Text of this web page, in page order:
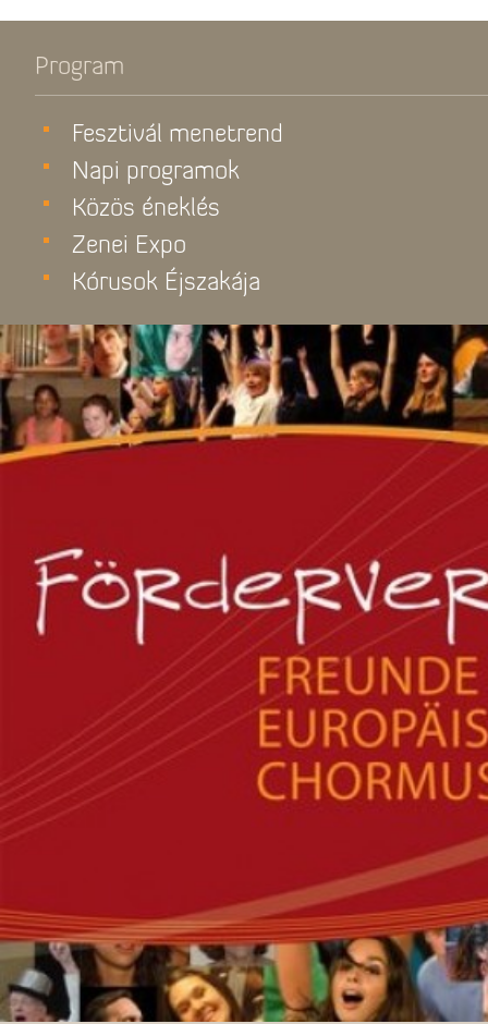
Program
Fesztivál menetrend
Napi programok
Közös éneklés
Zenei Expo
Kórusok Éjszakája